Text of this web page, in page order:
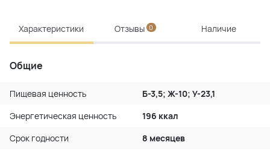
Характеристики Отзывы 0 Наличие
Общие
Пищевая ценность
Б-3,5; Ж-10; У-23,1
Энергетическая ценность
196 ккал
Срок годности
8 месяцев